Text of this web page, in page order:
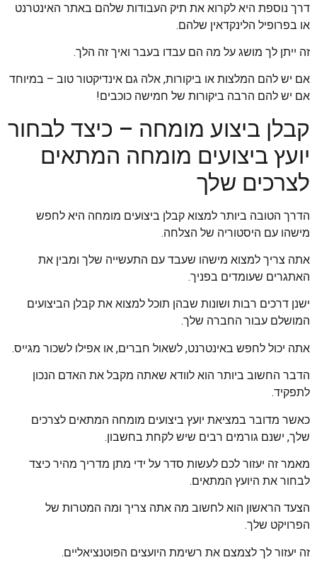
דרך נוספת היא לקרוא את תיק העבודות שלהם באתר האינטרנט
או בפרופיל הלינקדאין שלהם.
זה ייתן לך מושג על מה הם עבדו בעבר ואיך זה הלך.
אם יש להם המלצות או ביקורות, אלה גם אינדיקטור טוב – במיוחד
אם יש להם הרבה ביקורות של חמישה כוכבים!
קבלן ביצוע מומחה – כיצד לבחור
יועץ ביצועים מומחה המתאים
לצרכים שלך
הדרך הטובה ביותר למצוא קבלן ביצועים מומחה היא לחפש
מישהו עם היסטוריה של הצלחה.
אתה צריך למצוא מישהו שעבד עם התעשייה שלך ומבין את
האתגרים שעומדים בפניך.
ישנן דרכים רבות ושונות שבהן תוכל למצוא את קבלן הביצועים
המושלם עבור החברה שלך.
אתה יכול לחפש באינטרנט, לשאול חברים, או אפילו לשכור מגייס.
הדבר החשוב ביותר הוא לוודא שאתה מקבל את האדם הנכון
לתפקיד.
כאשר מדובר במציאת יועץ ביצועים מומחה המתאים לצרכים
שלך, ישנם גורמים רבים שיש לקחת בחשבון.
מאמר זה יעזור לכם לעשות סדר על ידי מתן מדריך מהיר כיצד
לבחור את היועץ המתאים.
הצעד הראשון הוא לחשוב מה אתה צריך ומה המטרות של
הפרויקט שלך.
זה יעזור לך לצמצם את רשימת היועצים הפוטנציאליים.